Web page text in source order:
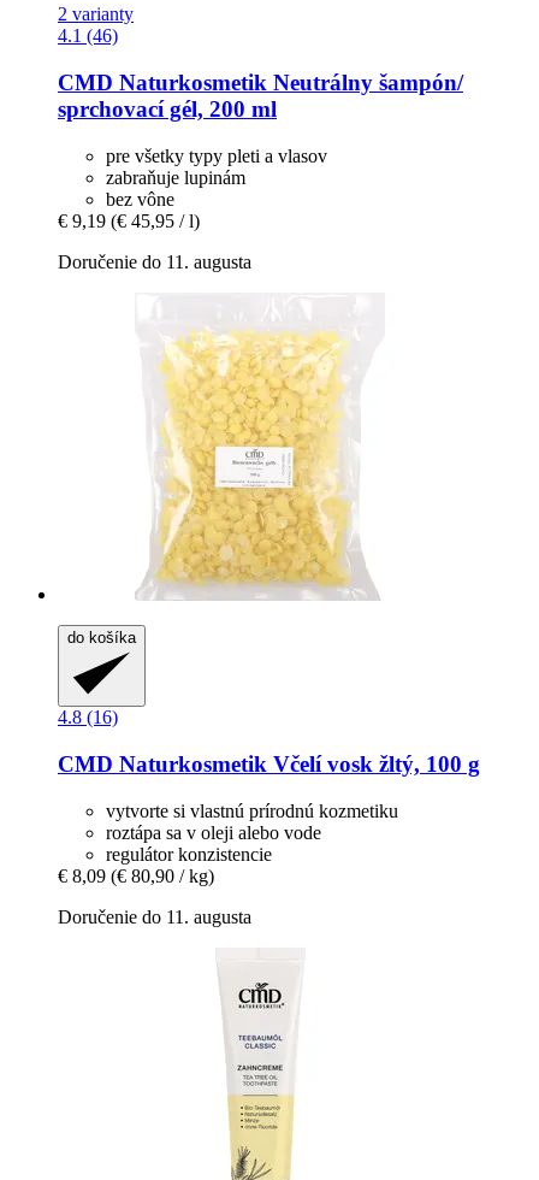
2 varianty
4.1 (46)
CMD Naturkosmetik Neutrálny šampón/
sprchovací gél, 200 ml
pre všetky typy pleti a vlasov
zabraňuje lupinám
bez vône
€ 9,19 (€ 45,95 / l)
Doručenie do 11. augusta
do košíka
4.8 (16)
CMD Naturkosmetik Včelí vosk žltý, 100 g
vytvorte si vlastnú prírodnú kozmetiku
roztápa sa v oleji alebo vode
regulátor konzistencie
€ 8,09 (€ 80,90 / kg)
Doručenie do 11. augusta